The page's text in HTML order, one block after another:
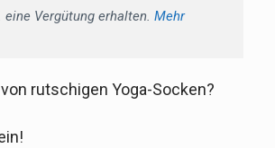
eine Vergütung erhalten. Mehr
rutschigen Yoga-Socken?